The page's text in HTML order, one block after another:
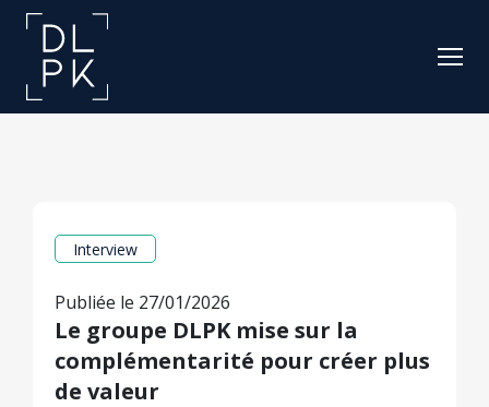
Interview
Publiée le 27/01/2026
Le groupe DLPK mise sur la
complémentarité pour créer plus
de valeur